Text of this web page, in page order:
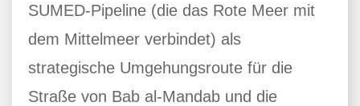
SUMED-Pipeline (die das Rote Meer mit
dem Mittelmeer verbindet) als
strategische Umgehungsroute für die
Straße von Bab al-Mandab und die